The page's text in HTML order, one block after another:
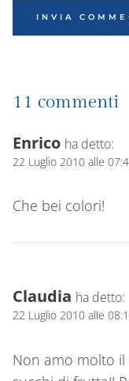
11 commenti
Enrico ha detto:
22 Luglio 2010 alle
Che bei colori!
Claudia ha detto:
22 Luglio 2010 alle
Non amo molto il